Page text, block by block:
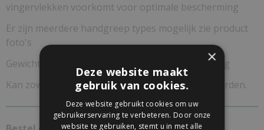
vingervlekken voorkomt voor optimale bescherming
Er zijn meerdere handgreep types mogelijk zie product
foto's
Gewicht circa 60-70kg afhankelijk van maatvoering
Kan zowel aan het plafond als wand bevestigd worden.
×
Deze website maakt
gebruik van cookies.
Deze website gebruikt cookies om uw
gebruikerservaring te verbeteren. Door onze
website te gebruiken, stemt u in met alle